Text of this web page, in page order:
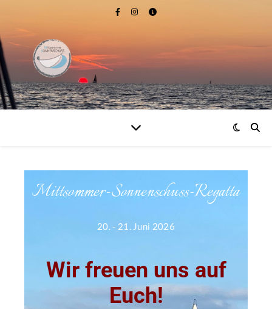
Mittsommer-Sonnenschuss-Regatta
20. - 21. Juni 2026
Wir freuen uns auf
Euch!